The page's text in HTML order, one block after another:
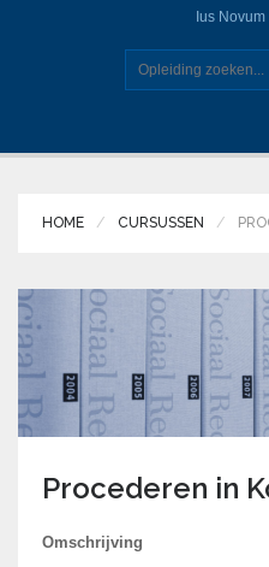
Ius Novum
HOME CURSUSSEN
Procederen in
Omschrijving